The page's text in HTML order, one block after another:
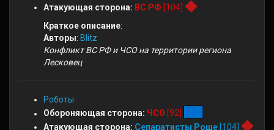
Атакующая сторона: ВС РФ [104]
Краткое описание:
Авторы: Blitz
Конфликт ВС РФ и ЧСО на территории региона
Лесковец
Роботы
Обороняющая сторона: ЧСО [92]
Атакующая сторона: Сепаратисты Роше [104]